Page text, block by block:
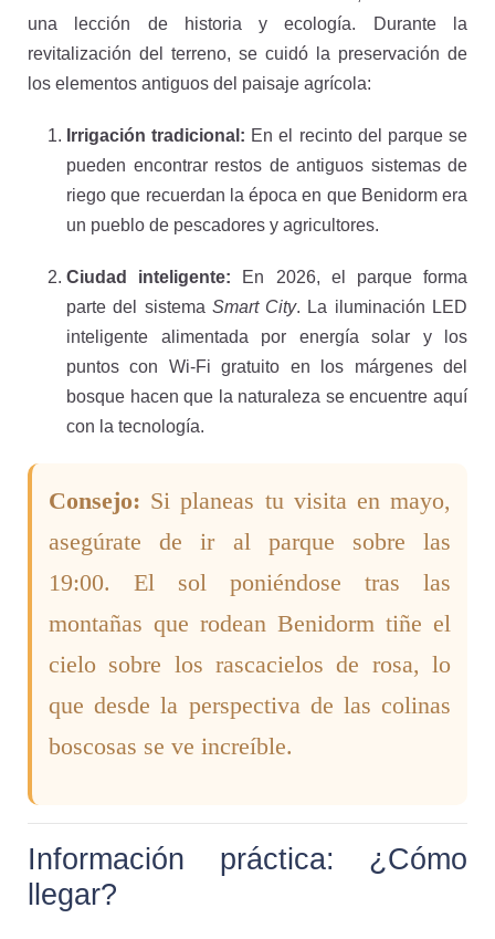
una lección de historia y ecología. Durante la
revitalización del terreno, se cuidó la preservación de
los elementos antiguos del paisaje agrícola:
Irrigación tradicional: En el recinto del parque se
pueden encontrar restos de antiguos sistemas de
riego que recuerdan la época en que Benidorm era
un pueblo de pescadores y agricultores.
Ciudad inteligente: En 2026, el parque forma
parte del sistema Smart City. La iluminación LED
inteligente alimentada por energía solar y los
puntos con Wi-Fi gratuito en los márgenes del
bosque hacen que la naturaleza se encuentre aquí
con la tecnología.
Consejo: Si planeas tu visita en mayo,
asegúrate de ir al parque sobre las
19:00. El sol poniéndose tras las
montañas que rodean Benidorm tiñe el
cielo sobre los rascacielos de rosa, lo
que desde la perspectiva de las colinas
boscosas se ve increíble.
Información práctica: ¿Cómo
llegar?